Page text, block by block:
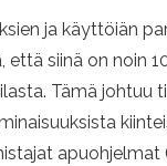
ja käyttöiän
että siinä on noin
Tämä johtuu
apuohjelmat